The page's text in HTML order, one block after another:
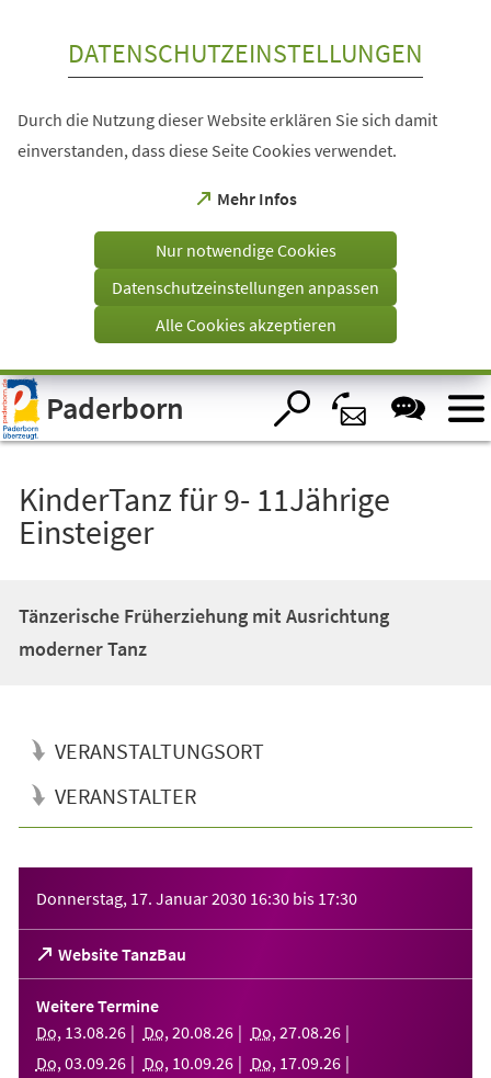
Visuelle
Assistenzsoftware
öffnen.
DATENSCHUTZEINSTELLUNGEN
Durch die Nutzung dieser Website erklären Sie sich damit
einverstanden, dass diese Seite Cookies verwendet.
Mehr Infos
(Öffnet
einem
Tab)
Nur notwendige Cookies
Datenschutzeinstellungen anpassen
Alle Cookies akzeptieren
Paderborn
KinderTanz für 9- 11Jährige
Einsteiger
Tänzerische Früherziehung mit Ausrichtung
moderner Tanz
VERANSTALTUNGSORT
VERANSTALTER
Donnerstag, 17. Januar 2030 16:30 bis 17:30
Website TanzBau
(Öffnet
in
einem
neuen
Tab)
Weitere Termine
Do, 13.08.26 Do, 20.08.26 Do, 27.08.26
Do, 03.09.26 Do, 10.09.26 Do, 17.09.26